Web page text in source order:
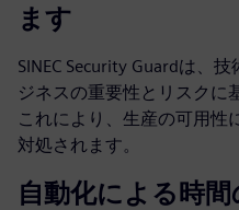
ます
SINEC Security Guardは、
ジネスの重要性とリスクに
これにより、生産の可用性
対処されます。
自動化による時間